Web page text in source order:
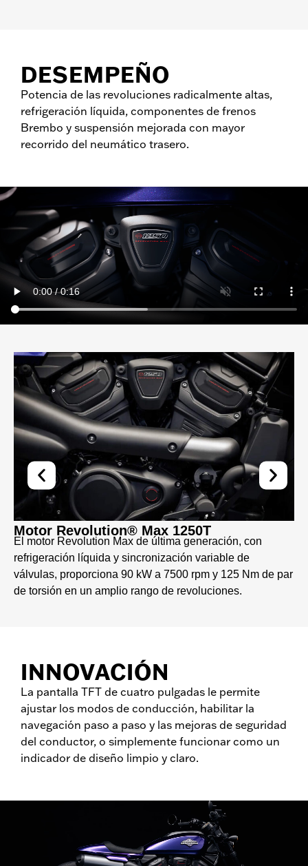
DESEMPEÑO​
Potencia de las revoluciones radicalmente altas,
refrigeración líquida, componentes de frenos
Brembo y suspensión mejorada con mayor
recorrido del neumático trasero.
Motor Revolution® Max 1250T
El motor Revolution Max de última generación, con
refrigeración líquida y sincronización variable de
válvulas, proporciona 90 kW a 7500 rpm y 125 Nm de par
de torsión en un amplio rango de revoluciones.
INNOVACIÓN
La pantalla TFT de cuatro pulgadas le permite
ajustar los modos de conducción, habilitar la
navegación paso a paso y las mejoras de seguridad
del conductor, o simplemente funcionar como un
indicador de diseño limpio y claro.